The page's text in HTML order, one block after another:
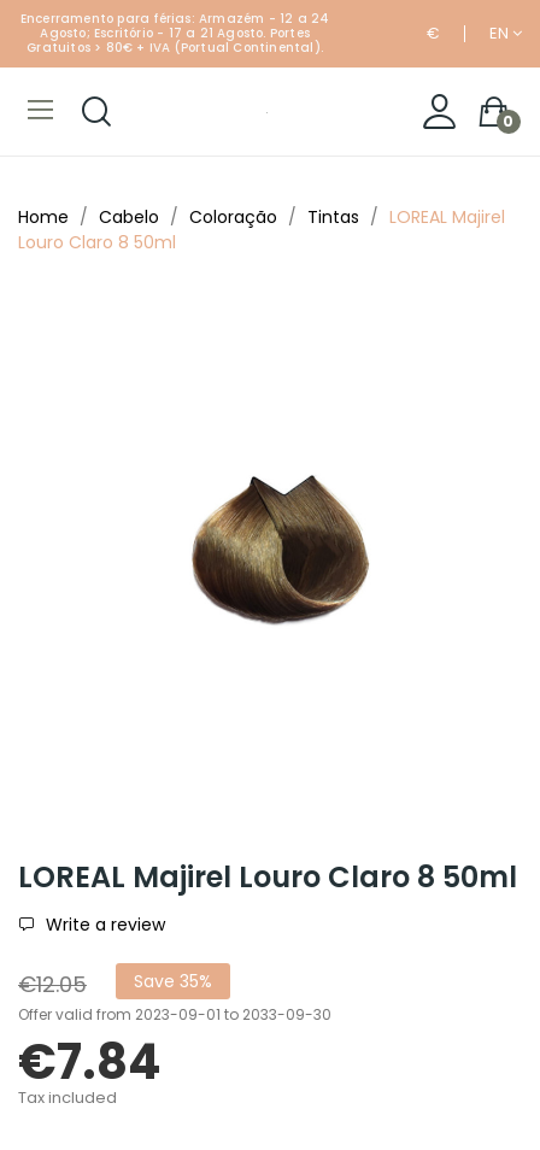
Encerramento para férias: Armazém - 12 a 24
Agosto; Escritório - 17 a 21 Agosto. Portes
Gratuitos > 80€ + IVA (Portual Continental).
€ EN
0
Home Cabelo Coloração Tintas
LOREAL Majirel
Louro Claro 8 50ml
LOREAL Majirel Louro Claro 8 50ml
Write a review
€12.05 Save 35%
Offer valid from 2023-09-01 to 2033-09-30
€7.84
Tax included